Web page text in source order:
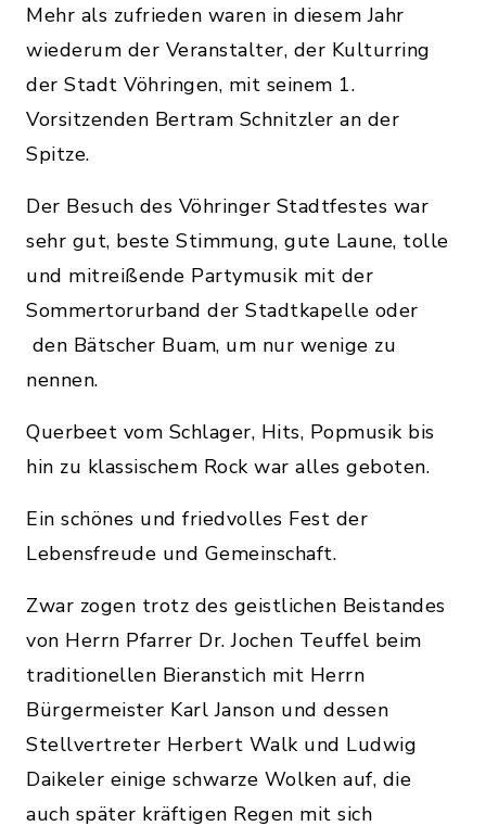
Mehr als zufrieden waren in diesem Jahr
wiederum der Veranstalter, der Kulturring
der Stadt Vöhringen, mit seinem 1.
Vorsitzenden Bertram Schnitzler an der
Spitze.
Der Besuch des Vöhringer Stadtfestes war
sehr gut, beste Stimmung, gute Laune, tolle
und mitreißende Partymusik mit der
Sommertorurband der Stadtkapelle oder
den Bätscher Buam, um nur wenige zu
nennen.
Querbeet vom Schlager, Hits, Popmusik bis
hin zu klassischem Rock war alles geboten.
Ein schönes und friedvolles Fest der
Lebensfreude und Gemeinschaft.
Zwar zogen trotz des geistlichen Beistandes
von Herrn Pfarrer Dr. Jochen Teuffel beim
traditionellen Bieranstich mit Herrn
Bürgermeister Karl Janson und dessen
Stellvertreter Herbert Walk und Ludwig
Daikeler einige schwarze Wolken auf, die
auch später kräftigen Regen mit sich